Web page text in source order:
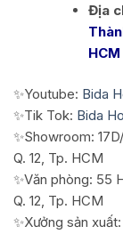
Địa
HCM
✨Youtube: Bida
✨Tik Tok: Bida
✨Showroom:
Q. 12, Tp. HCM
✨Văn phòng: 55
Q. 12, Tp. HCM
✨Xưởng sản